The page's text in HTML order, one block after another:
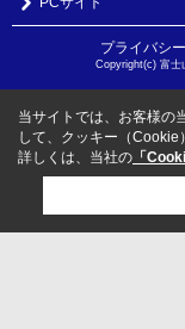
プライバシ
Copyright(c) 富士
当サイトでは、お客様の
して、クッキー（Cookie
詳しくは、当社の 「